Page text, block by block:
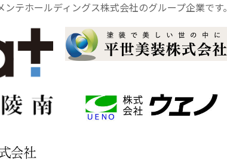
テホールディングス株式会社のグループ企業です。